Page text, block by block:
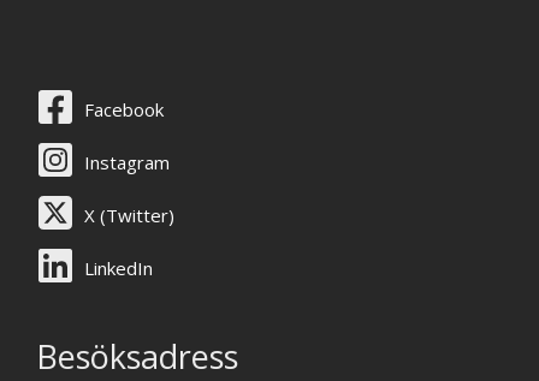
Facebook
Instagram
X (Twitter)
LinkedIn
Besöksadress